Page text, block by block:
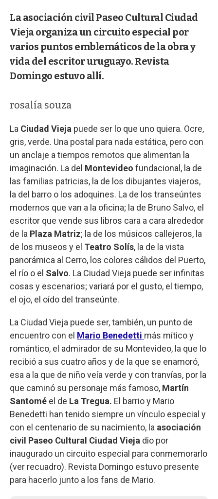
La asociación civil Paseo Cultural Ciudad
Vieja organiza un circuito especial por
varios puntos emblemáticos de la obra y
vida del escritor uruguayo. Revista
Domingo estuvo allí.
rosalía souza
La Ciudad Vieja puede ser lo que uno quiera. Ocre,
gris, verde. Una postal para nada estática, pero con
un anclaje a tiempos remotos que alimentan la
imaginación. La del Montevideo fundacional, la de
las familias patricias, la de los dibujantes viajeros,
la del barro o los adoquines. La de los transeúntes
modernos que van a la oficina; la de Bruno Salvo, el
escritor que vende sus libros cara a cara alrededor
de la Plaza Matriz; la de los músicos callejeros, la
de los museos y el Teatro Solís, la de la vista
panorámica al Cerro, los colores cálidos del Puerto,
el río o el Salvo. La Ciudad Vieja puede ser infinitas
cosas y escenarios; variará por el gusto, el tiempo,
el ojo, el oído del transeúnte.
La Ciudad Vieja puede ser, también, un punto de
encuentro con el Mario Benedetti más mítico y
romántico, el admirador de su Montevideo, la que lo
recibió a sus cuatro años y de la que se enamoró,
esa a la que de niño veía verde y con tranvías, por la
que caminó su personaje más famoso, Martín
Santomé el de La Tregua. El barrio y Mario
Benedetti han tenido siempre un vínculo especial y
con el centenario de su nacimiento, la asociación
civil Paseo Cultural Ciudad Vieja dio por
inaugurado un circuito especial para conmemorarlo
(ver recuadro). Revista Domingo estuvo presente
para hacerlo junto a los fans de Mario.